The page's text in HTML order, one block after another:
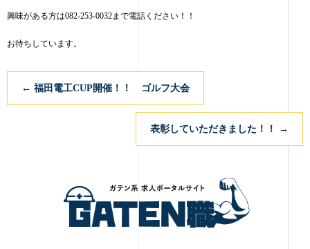
興味がある方は082-253-0032まで電話ください！！
お待ちしています。
← 福田電工CUP開催！！ ゴルフ大会
表彰していただきました！！ →